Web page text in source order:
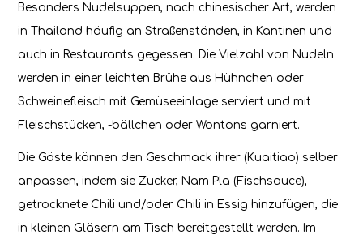
Besonders Nudelsuppen, nach chinesischer Art, werden
in Thailand häufig an Straßenständen, in Kantinen und
auch in Restaurants gegessen. Die Vielzahl von Nudeln
werden in einer leichten Brühe aus Hühnchen oder
Schweinefleisch mit Gemüseeinlage serviert und mit
Fleischstücken, -bällchen oder Wontons garniert.
Die Gäste können den Geschmack ihrer (Kuaitiao) selber
anpassen, indem sie Zucker, Nam Pla (Fischsauce),
getrocknete Chili und/oder Chili in Essig hinzufügen, die
in kleinen Gläsern am Tisch bereitgestellt werden. Im